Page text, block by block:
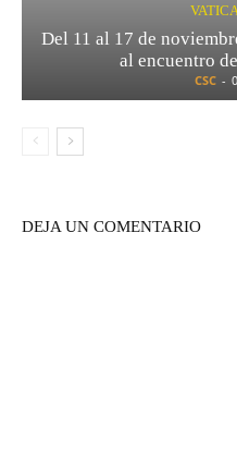
Del 11 al 17 de
al encuentro
CSC -
DEJA UN COMENTARIO